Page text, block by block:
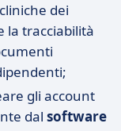
dei
la tracciabilità
gli account
dal software